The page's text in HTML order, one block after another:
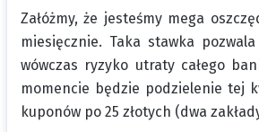
Załóżmy, że jesteśmy mega
miesięcznie. Taka stawka
wówczas ryzyko utraty całego
momencie będzie podzielenie tej
kuponów po 25 złotych (dwa